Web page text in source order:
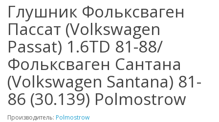
Глушник Фольксваген
Пассат (Volkswagen
Passat) 1.6TD 81-88/
Фольксваген Сантана
(Volkswagen Santana) 81-
86 (30.139) Polmostrow
Производитель: Polmostrow